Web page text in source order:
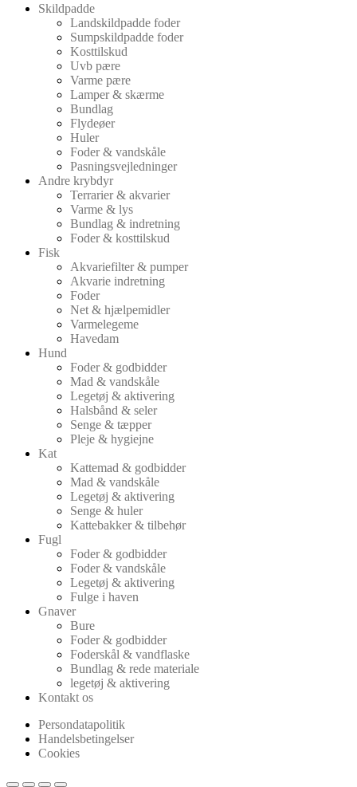
Skildpadde
Landskildpadde foder
Sumpskildpadde foder
Kosttilskud
Uvb pære
Varme pære
Lamper & skærme
Bundlag
Flydeøer
Huler
Foder & vandskåle
Pasningsvejledninger
Andre krybdyr
Terrarier & akvarier
Varme & lys
Bundlag & indretning
Foder & kosttilskud
Fisk
Akvariefilter & pumper
Akvarie indretning
Foder
Net & hjælpemidler
Varmelegeme
Havedam
Hund
Foder & godbidder
Mad & vandskåle
Legetøj & aktivering
Halsbånd & seler
Senge & tæpper
Pleje & hygiejne
Kat
Kattemad & godbidder
Mad & vandskåle
Legetøj & aktivering
Senge & huler
Kattebakker & tilbehør
Fugl
Foder & godbidder
Foder & vandskåle
Legetøj & aktivering
Fulge i haven
Gnaver
Bure
Foder & godbidder
Foderskål & vandflaske
Bundlag & rede materiale
legetøj & aktivering
Kontakt os
Persondatapolitik
Handelsbetingelser
Cookies